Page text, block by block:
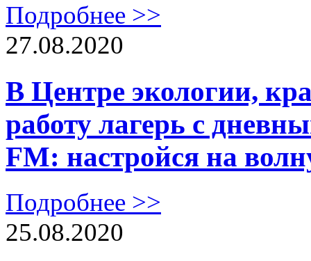
Подробнее >>
27.08.2020
В Центре экологии,
работу лагерь с
FM: настройся на
Подробнее >>
25.08.2020